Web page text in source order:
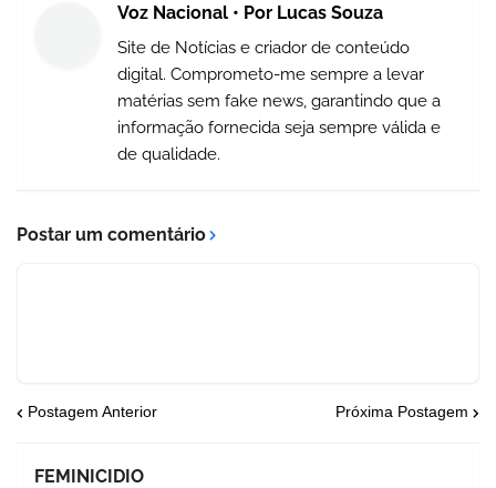
Voz Nacional • Por Lucas Souza
Site de Notícias e criador de conteúdo
digital. Comprometo-me sempre a levar
matérias sem fake news, garantindo que a
informação fornecida seja sempre válida e
de qualidade.
Postar um comentário
Postagem Anterior Próxima Postagem
FEMINICIDIO